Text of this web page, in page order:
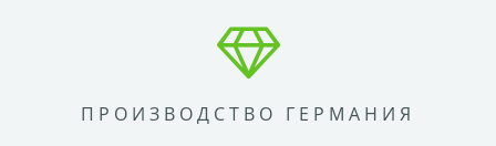
ПРОИЗВОДСТВО ГЕРМАНИЯ